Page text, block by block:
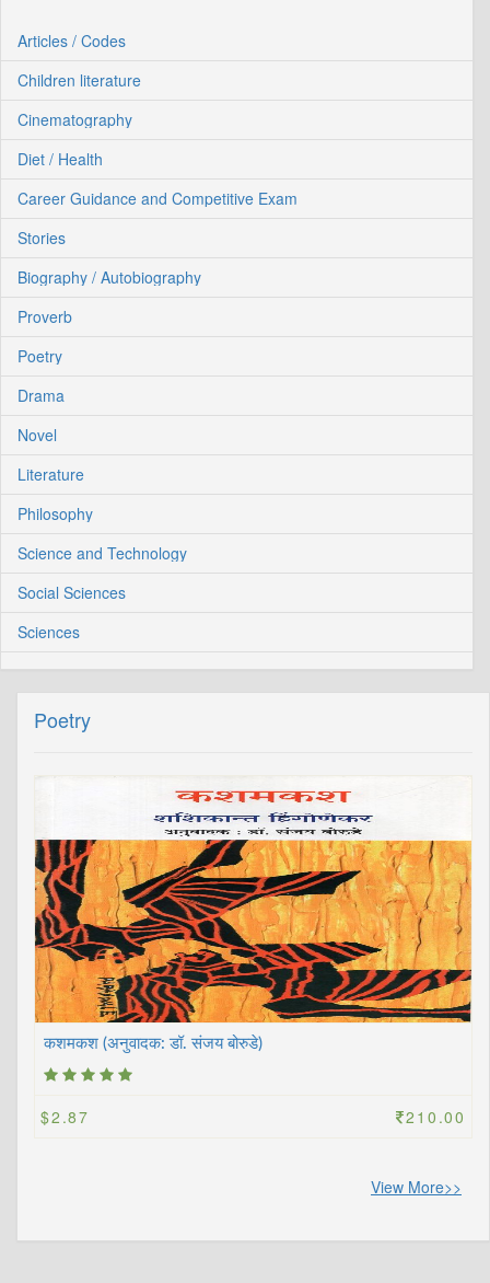
Articles / Codes
Children literature
Cinematography
Diet / Health
Career Guidance and Competitive Exam
Stories
Biography / Autobiography
Proverb
Poetry
Drama
Novel
Literature
Philosophy
Science and Technology
Social Sciences
Sciences
Poetry
कशमकश (अनुवादक: डॉ. संजय बोरुडे)
$2.87 210.00
View More>>